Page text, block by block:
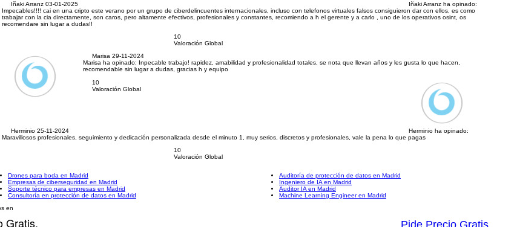
Iñaki Arranz 03-01-2025
Iñaki Arranz ha opinado:
Impecables!!!! cai en una cripto este verano por un grupo de ciberdelincuentes internacionales, incluso con telefonos virtuales falsos consiguieron dar con ellos, es como
trabajar con la cia directamente, son caros, pero altamente efectivos, profesionales y constantes, recomiendo a h el gerente y a carlo , uno de los operativos osint, os
recomendare sin lugar a dudas!!
10
Valoración Global
Marisa29-11-2024
Marisa ha opinado: Inpecable trabajo! rapidez, amabilidad y profesionalidad totales, se nota que llevan años y les gusta lo que hacen,
recomendable sin lugar a dudas, gracias h y equipo
10
Valoración Global
Herminio 25-11-2024
Herminio ha opinado:
Maravillosos profesionales, seguimiento y dedicación personalizada desde el minuto 1, muy serios, discretos y profesionales, vale la pena lo que pagas
10
Valoración Global
Drones para boda en Madrid
Empresas de ciberseguridad en Madrid
Soporte técnico para empresas en Madrid
Consultoría en protección de datos en Madrid
Auditoría de protección de datos en Madrid
Ingeniero de IA en Madrid
Auditor IA en Madrid
Machine Learning Engineer en Madrid
Gratis. Pide Precio Gratis
en